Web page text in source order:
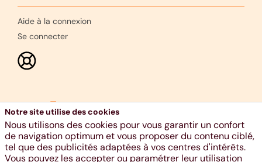
Aide à la connexion
Se connecter
Notre site utilise des cookies
Nous utilisons des cookies pour vous garantir un confort
de navigation optimum et vous proposer du contenu ciblé,
tel que des publicités adaptées à vos centres d'intérêts.
Vous pouvez les accepter ou paramétrer leur utilisation